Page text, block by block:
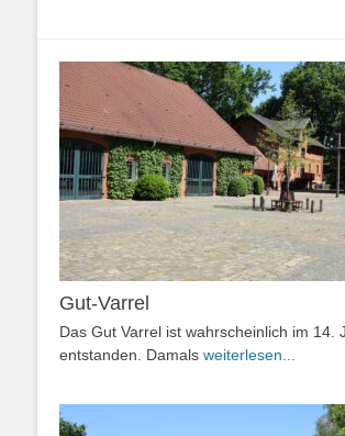
Gut-Varrel
Das Gut Varrel ist wahrscheinlich im 14.
entstanden. Damals weiterlesen...